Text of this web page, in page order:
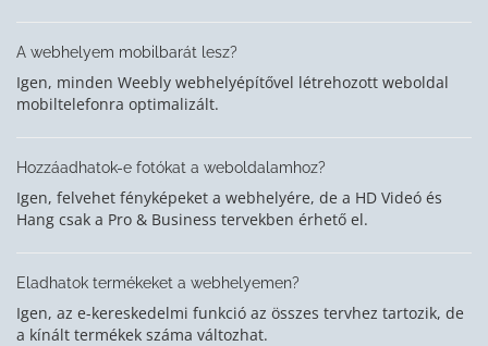
A webhelyem mobilbarát lesz?
Igen, minden Weebly webhelyépítővel létrehozott weboldal
mobiltelefonra optimalizált.
Hozzáadhatok-e fotókat a weboldalamhoz?
Igen, felvehet fényképeket a webhelyére, de a HD Videó és
Hang csak a Pro & Business tervekben érhető el.
Eladhatok termékeket a webhelyemen?
Igen, az e-kereskedelmi funkció az összes tervhez tartozik, de
a kínált termékek száma változhat.